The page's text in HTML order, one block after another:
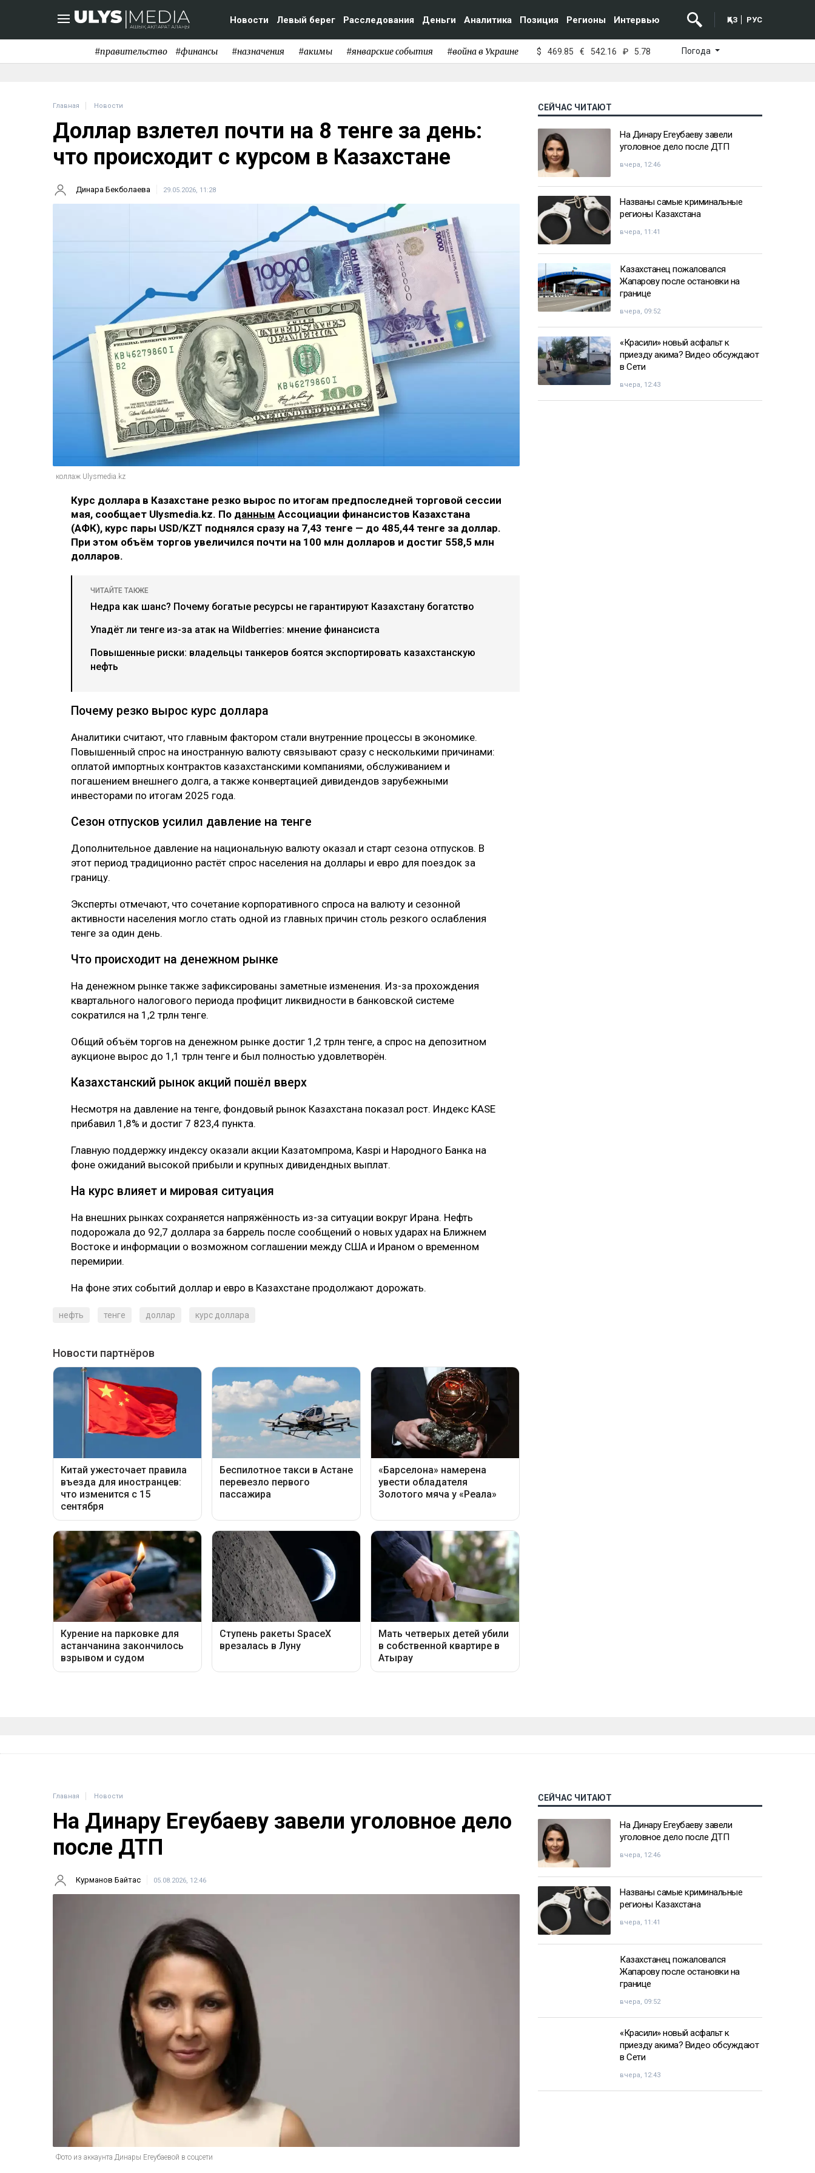
Новости Левый берег Расследования Деньги Аналитика Позиция Регионы Интервью ҚАЗ РУС
#правительство #финансы #назначения #акимы #январские события #война в Украине $ 469.85 € 542.16 ₽ 5.78 Погода
Главная Новости
Доллар взлетел почти на 8 тенге за день:
что происходит с курсом в Казахстане
Динара Бекболаева 29.05.2026, 11:28
коллаж Ulysmedia.kz
Курс доллара в Казахстане резко вырос по итогам предпоследней торговой сессии
мая, сообщает Ulysmedia.kz. По данным Ассоциации финансистов Казахстана
(АФК), курс пары USD/KZT поднялся сразу на 7,43 тенге — до 485,44 тенге за доллар.
При этом объём торгов увеличился почти на 100 млн долларов и достиг 558,5 млн
долларов.
ЧИТАЙТЕ ТАКЖЕ
Недра как шанс? Почему богатые ресурсы не гарантируют Казахстану богатство
Упадёт ли тенге из-за атак на Wildberries: мнение финансиста
Повышенные риски: владельцы танкеров боятся экспортировать казахстанскую
нефть
Почему резко вырос курс доллара
Аналитики считают, что главным фактором стали внутренние процессы в экономике.
Повышенный спрос на иностранную валюту связывают сразу с несколькими причинами:
оплатой импортных контрактов казахстанскими компаниями, обслуживанием и
погашением внешнего долга, а также конвертацией дивидендов зарубежными
инвесторами по итогам 2025 года.
Сезон отпусков усилил давление на тенге
Дополнительное давление на национальную валюту оказал и старт сезона отпусков. В
этот период традиционно растёт спрос населения на доллары и евро для поездок за
границу.
Эксперты отмечают, что сочетание корпоративного спроса на валюту и сезонной
активности населения могло стать одной из главных причин столь резкого ослабления
тенге за один день.
Что происходит на денежном рынке
На денежном рынке также зафиксированы заметные изменения. Из-за прохождения
квартального налогового периода профицит ликвидности в банковской системе
сократился на 1,2 трлн тенге.
Общий объём торгов на денежном рынке достиг 1,2 трлн тенге, а спрос на депозитном
аукционе вырос до 1,1 трлн тенге и был полностью удовлетворён.
Казахстанский рынок акций пошёл вверх
Несмотря на давление на тенге, фондовый рынок Казахстана показал рост. Индекс KASE
прибавил 1,8% и достиг 7 823,4 пункта.
Главную поддержку индексу оказали акции Казатомпрома, Kaspi и Народного Банка на
фоне ожиданий высокой прибыли и крупных дивидендных выплат.
На курс влияет и мировая ситуация
На внешних рынках сохраняется напряжённость из-за ситуации вокруг Ирана. Нефть
подорожала до 92,7 доллара за баррель после сообщений о новых ударах на Ближнем
Востоке и информации о возможном соглашении между США и Ираном о временном
перемирии.
На фоне этих событий доллар и евро в Казахстане продолжают дорожать.
нефть тенге доллар курс доллара
СЕЙЧАС ЧИТАЮТ
На Динару Егеубаеву завели
уголовное дело после ДТП
вчера, 12:46
Названы самые криминальные
регионы Казахстана
вчера, 11:41
Казахстанец пожаловался
Жапарову после остановки на
границе
вчера, 09:52
«Красили» новый асфальт к
приезду акима? Видео обсуждают
в Сети
вчера, 12:43
Главная Новости
На Динару Егеубаеву завели уголовное дело
после ДТП
Курманов Байтас 05.08.2026, 12:46
Фото из аккаунта Динары Егеубаевой в соцсети
СЕЙЧАС ЧИТАЮТ
На Динару Егеубаеву завели
уголовное дело после ДТП
вчера, 12:46
Названы самые криминальные
регионы Казахстана
вчера, 11:41
Казахстанец пожаловался
Жапарову после остановки на
границе
вчера, 09:52
«Красили» новый асфальт к
приезду акима? Видео обсуждают
в Сети
вчера, 12:43